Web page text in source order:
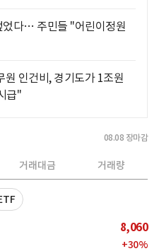
었다… 주민들 "어린이정원
인건비, 경기도가 1조원
급"
08.08 장마감
거래대금 거래량
8,060
+30%